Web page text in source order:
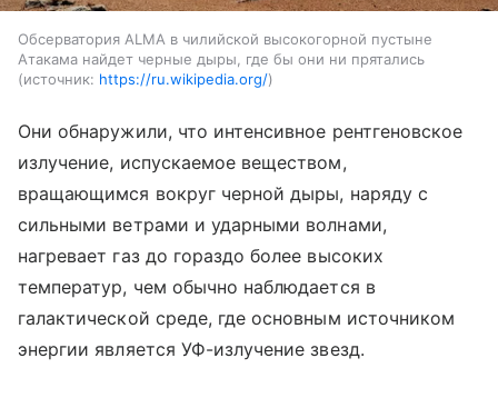
Обсерватория ALMA в чилийской высокогорной пустыне
Атакама найдет черные дыры, где бы они ни прятались
источник: https://ru.wikipedia.org/
Они обнаружили, что интенсивное рентгеновское
излучение, испускаемое веществом,
вращающимся вокруг черной дыры, наряду с
сильными ветрами и ударными волнами,
нагревает газ до гораздо более высоких
температур, чем обычно наблюдается в
галактической среде, где основным источником
энергии является УФ-излучение звезд.